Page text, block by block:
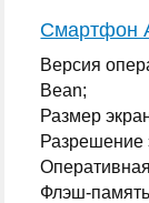
Смартфон
Версия
Bean;
Размер
Разрешение
Флэш-